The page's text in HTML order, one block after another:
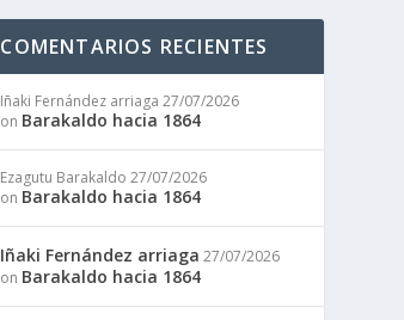
COMENTARIOS RECIENTES
Iñaki Fernández arriaga 27/07/2026
on Barakaldo hacia 1864
Ezagutu Barakaldo 27/07/2026
on Barakaldo hacia 1864
Iñaki Fernández arriaga 27/07/2026
on Barakaldo hacia 1864